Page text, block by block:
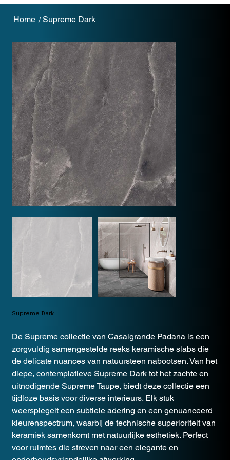
Home /Supreme Dark
Supreme Dark
De Supreme collectie van Casalgrande Padana is een
zorgvuldig samengestelde reeks keramische slabs die
de delicate nuances van natuursteen nabootsen. Van het
diepe, contemplatieve Supreme Dark tot het zachte en
uitnodigende Supreme Taupe, biedt deze collectie een
tijdloze basis voor diverse interieurs. Elk stuk
weerspiegelt een subtiele adering en een genuanceerd
kleurenspectrum, waarbij de technische superioriteit van
keramiek samenkomt met natuurlijke esthetiek. Perfect
voor ruimtes die streven naar een elegante en